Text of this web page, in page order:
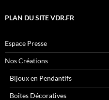
PLAN DU SITE VDR.FR
Espace Presse
Nos Créations
Bijoux en Pendantifs
Boîtes Décoratives